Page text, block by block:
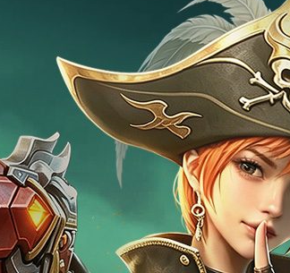
补丁下载
常见问题